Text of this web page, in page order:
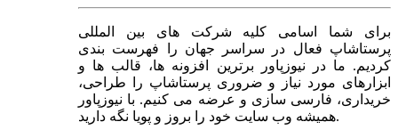
برای شما اسامی کلیه شرکت های بین المللی
پرستاشاپ فعال در سراسر جهان را فهرست بندی
کردیم. ما در نیوزپاور برترین افزونه ها، قالب ها و
ابزارهای مورد نیاز و ضروری پرستاشاپ را طراحی،
خریداری، فارسی سازی و عرضه می کنیم. با نیوزپاور
همیشه وب سایت خود را بروز و پویا نگه دارید.